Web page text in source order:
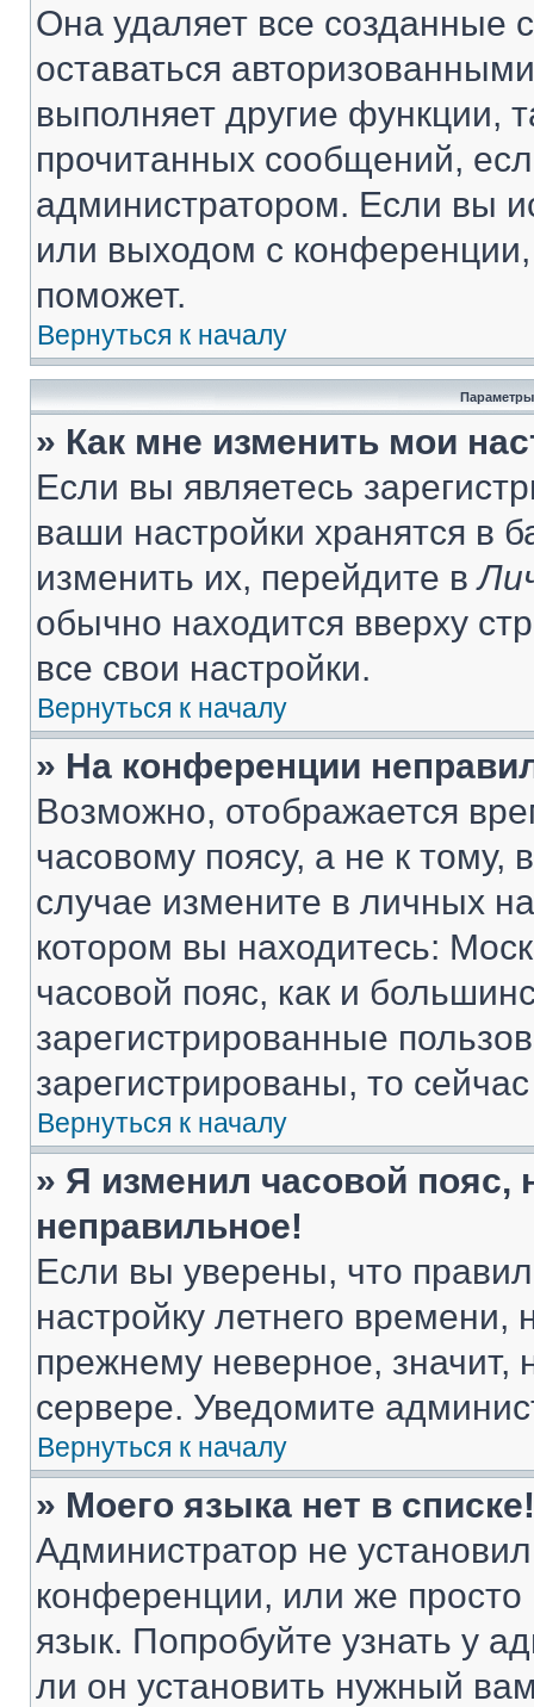
Она удаляет все созданные
оставаться
выполняет другие функции,
прочитанных сообщений,
администратором. Если вы
или выходом с
поможет.
Вернуться к началу
Параметры
» Как мне изменить мои
Если вы являетесь
ваши настройки хранятся в
изменить их, перейдите в
обычно находится вверху
все свои настройки.
Вернуться к началу
» На конференции
Возможно, отображается
часовому поясу, а не к тому,
случае измените в личных
котором вы находитесь:
часовой пояс, как и
зарегистрированные
зарегистрированы, то
Вернуться к началу
» Я изменил часовой пояс,
неправильное!
Если вы уверены, что
настройку летнего
прежнему неверное, значит,
сервере. Уведомите
Вернуться к началу
» Моего языка нет в списке!
Администратор не
конференции, или же
язык. Попробуйте узнать у
ли он установить нужный